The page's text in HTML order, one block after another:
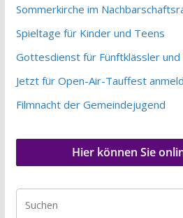
Sommerkirche im
Spieltage für Kinder und Teens
Gottesdienst für Fünftklässler und
Jetzt für Open-Air-Tauffest
Filmnacht der Gemeindejugend
Hier können Sie